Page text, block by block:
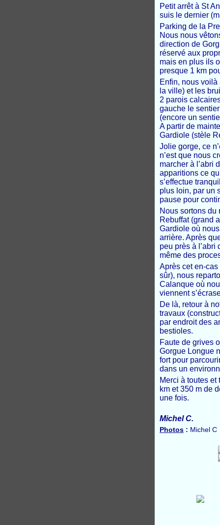
Petit arrêt à St
suis le dernier
Parking de la
Nous nous
direction de
réservé aux
mais en plus ils
presque 1 km
Enfin, nous voilà
la ville) et les
2 parois
gauche le
(encore un
A partir de
Gardiole (stèle
Jolie gorge, ce
n’est que nous
marcher à l’abri
apparitions ce
s’effectue
plus loin, par un
pause pour
Nous sortons du
Rebuffat (grand
Gardiole où
arrière. Après
peu près à
même des
Après cet en-
sûr), nous
Calanque où
viennent
De là, retour à
travaux
par endroit des
bestioles.
Faute de grives
Gorgue Longue
fort pour
dans un
Merci à toutes
km et 350 m de
une fois.
Michel C.
Photos : Michel C